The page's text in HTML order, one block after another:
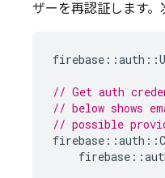
ザーを再認証します。
firebase ::auth ::
// Get auth
// below shows
// possible
firebase ::auth ::
firebase ::